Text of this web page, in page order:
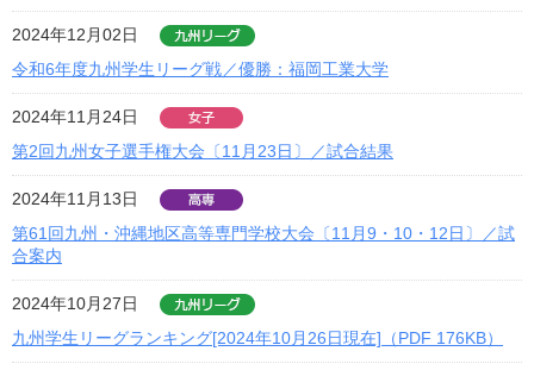
2024年12月02日
令和6年度九州学生リーグ戦／優勝：福岡工業大学
2024年11月24日
第2回九州女子選手権大会〔11月23日〕／試合結果
2024年11月13日
第61回九州・沖縄地区高等専門学校大会〔11月9・10・12日〕／試
合案内
2024年10月27日
九州学生リーグランキング[2024年10月26日現在]（PDF 176KB）